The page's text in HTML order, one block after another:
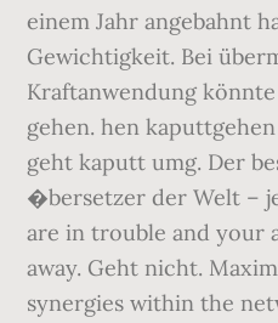
kaputtgehen
geht kaputt umg. Der
�bersetzer der Welt –
are in trouble and your
away. Geht nicht.
synergies within the